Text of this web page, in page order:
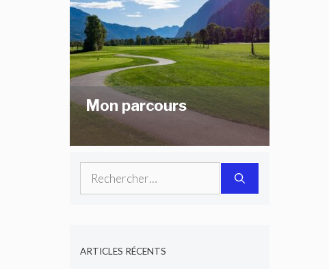
Mon parcours
Rechercher :
ARTICLES RÉCENTS